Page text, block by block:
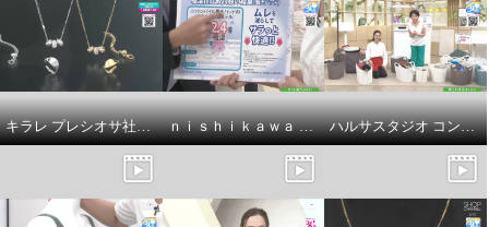
キラレ プレシオサ社製 クリスタルガラス トリプルロンデル ミラープレスペンダント＆ 片側用ツイストイヤーカフ キラキラ欲張りセット ｎｉｓｈｉｋａｗａ オールコットン 抗菌 リバーシブル やわらか水洗い敷きパッド ＜シングル＞ ハルサスタジオ コンパクトに収納できる 折りたためる ランドリーバスケット ２個セット